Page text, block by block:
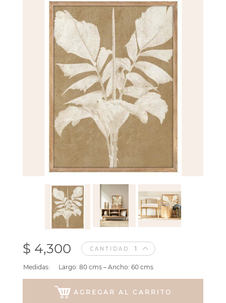
$ 4,300 CANTIDAD
Medidas: Largo: 80 cms – Ancho: 60 cms
AGREGAR AL CARRITO